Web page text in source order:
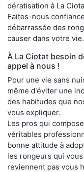
dératisation à La
Faites-nous
débarrassée des
causer dans votre vie.
À La Ciotat besoin
appel à nous !
Pour une vie sans
même d'éviter une
des habitudes que
vous expliquer.
Les pros qui
véritables
bonne attitude à
les rongeurs qui
reviennent pas vous